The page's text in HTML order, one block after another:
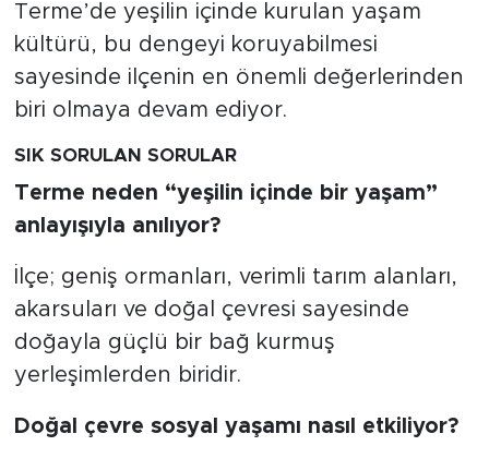
Terme’de yeşilin içinde kurulan yaşam
kültürü, bu dengeyi koruyabilmesi
sayesinde ilçenin en önemli değerlerinden
biri olmaya devam ediyor.
SIK SORULAN SORULAR
Terme neden “yeşilin içinde bir yaşam”
anlayışıyla anılıyor?
İlçe; geniş ormanları, verimli tarım alanları,
akarsuları ve doğal çevresi sayesinde
doğayla güçlü bir bağ kurmuş
yerleşimlerden biridir.
Doğal çevre sosyal yaşamı nasıl etkiliyor?